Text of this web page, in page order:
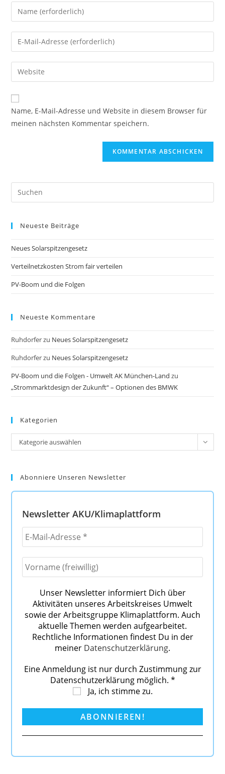
Gib
deinen
Namen
oder
zum
Kommentieren
ein
Gib
deine
E-
Mail-
zum
Kommentieren
ein
Gib
deine
Website-
URL
Name, E-Mail-Adresse und Website in diesem Browser für
meinen nächsten Kommentar speichern.
Neueste Beiträge
Neues Solarspitzengesetz
Verteilnetzkosten Strom fair verteilen
PV-Boom und die Folgen
Neueste Kommentare
Ruhdorferzu Neues Solarspitzengesetz
Ruhdorferzu Neues Solarspitzengesetz
PV-Boom und die Folgen - Umwelt AK München-Land zu
„Strommarktdesign der Zukunft“ – Optionen des BMWK
Kategorien
Kategorien
Kategorie auswählen
Abonniere Unseren Newsletter
Newsletter AKU/Klimaplattform
Unser Newsletter informiert Dich über
Aktivitäten unseres Arbeitskreises Umwelt
sowie der Arbeitsgruppe Klimaplattform. Auch
aktuelle Themen werden aufgearbeitet.
Rechtliche Informationen findest Du in der
meiner Datenschutzerklärung.
Eine Anmeldung ist nur durch Zustimmung zur
Datenschutzerklärung möglich. *
Ja, ich stimme zu.